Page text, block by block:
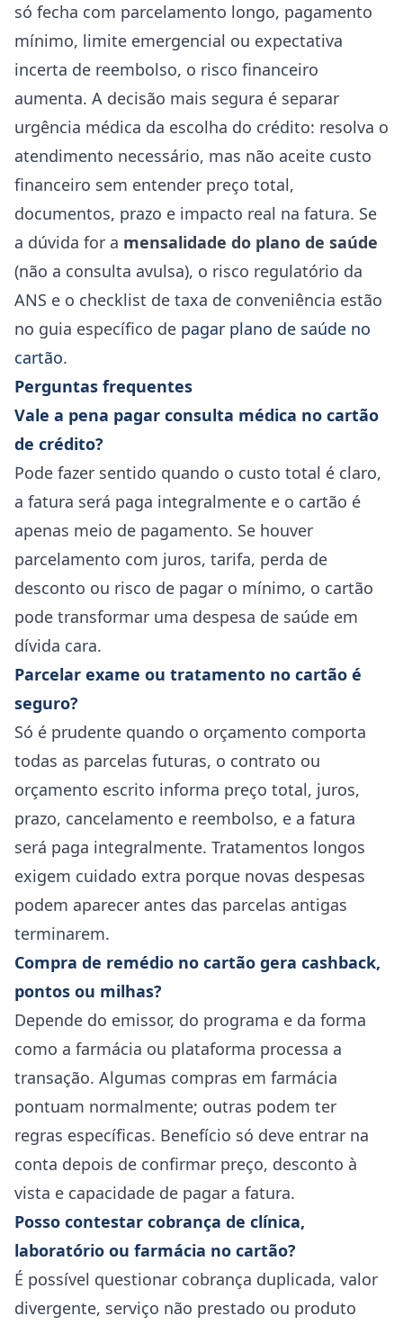
só fecha com parcelamento longo, pagamento
mínimo, limite emergencial ou expectativa
incerta de reembolso, o risco financeiro
aumenta. A decisão mais segura é separar
urgência médica da escolha do crédito: resolva o
atendimento necessário, mas não aceite custo
financeiro sem entender preço total,
documentos, prazo e impacto real na fatura. Se
a dúvida for a mensalidade do plano de saúde
(não a consulta avulsa), o risco regulatório da
ANS e o checklist de taxa de conveniência estão
no guia específico de pagar plano de saúde no
cartão.
Perguntas frequentes
Vale a pena pagar consulta médica no cartão
de crédito?
Pode fazer sentido quando o custo total é claro,
a fatura será paga integralmente e o cartão é
apenas meio de pagamento. Se houver
parcelamento com juros, tarifa, perda de
desconto ou risco de pagar o mínimo, o cartão
pode transformar uma despesa de saúde em
dívida cara.
Parcelar exame ou tratamento no cartão é
seguro?
Só é prudente quando o orçamento comporta
todas as parcelas futuras, o contrato ou
orçamento escrito informa preço total, juros,
prazo, cancelamento e reembolso, e a fatura
será paga integralmente. Tratamentos longos
exigem cuidado extra porque novas despesas
podem aparecer antes das parcelas antigas
terminarem.
Compra de remédio no cartão gera cashback,
pontos ou milhas?
Depende do emissor, do programa e da forma
como a farmácia ou plataforma processa a
transação. Algumas compras em farmácia
pontuam normalmente; outras podem ter
regras específicas. Benefício só deve entrar na
conta depois de confirmar preço, desconto à
vista e capacidade de pagar a fatura.
Posso contestar cobrança de clínica,
laboratório ou farmácia no cartão?
É possível questionar cobrança duplicada, valor
divergente, serviço não prestado ou produto